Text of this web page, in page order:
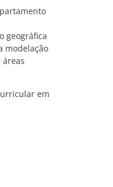
geográfica
modelação
em